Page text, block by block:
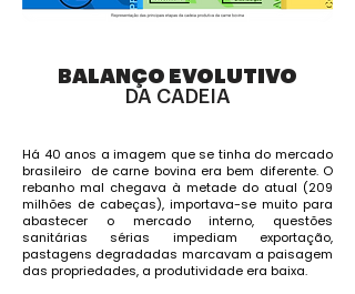
BALANÇO EVOLUTIVO
DA CADEIA
Há 40 anos a imagem que se tinha do mercado
brasileiro de carne bovina era bem diferente. O
rebanho mal chegava à metade do atual (209
milhões de cabeças), importava-se muito para
abastecer o mercado interno, questões
sanitárias sérias impediam exportação,
pastagens degradadas marcavam a paisagem
das propriedades, a produtividade era baixa.